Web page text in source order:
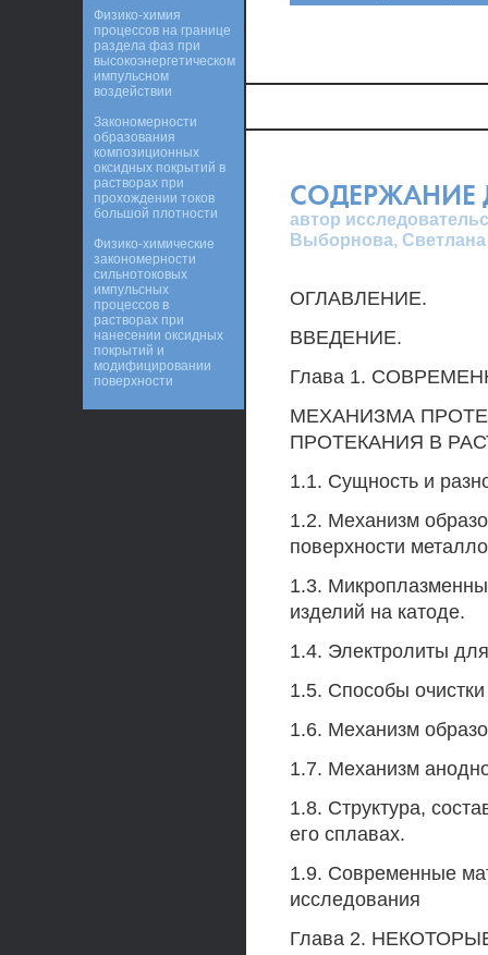
СОДЕРЖАНИЕ
автор
Выборнова,
ОГЛАВЛЕНИЕ.
ВВЕДЕНИЕ.
Глава 1.
МЕХАНИЗМА
ПРОТЕКАНИЯ В
1.1. Сущность и
1.2. Механизм
поверхности
1.3.
изделий на катоде.
1.4. Электролиты
1.5. Способы
1.6. Механизм
1.7. Механизм
1.8. Структура,
его сплавах.
1.9. Современные
исследования
Глава 2.
Физико-химия
процессов на границе
раздела фаз при
высокоэнергетическом
импульсном
воздействии
Закономерности
образования
композиционных
оксидных покрытий в
растворах при
прохождении токов
большой плотности
Физико-химические
закономерности
сильнотоковых
импульсных
процессов в
растворах при
нанесении оксидных
покрытий и
модифицировании
поверхности